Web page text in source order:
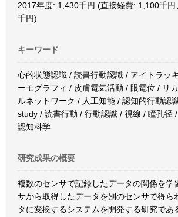
2017年度: 1,430千円 (直接経費: 1,100千
千円)
キーワード
心的状態認識 / 読書行動認識 / アイトラッ
ーモグラフィ / 皮膚電気活動 / 眼電位 / リ
ルネットワーク / 人工知能 / 認知的行動認
study / 読書行動 / 行動認識 / 視線 / 瞳孔径
認知科学
研究成果の概要
複数のセンサで記録したデータの関係を学
サから取得したデータを別のセンサで得ら
タに変換するシステムを開発する研究であ